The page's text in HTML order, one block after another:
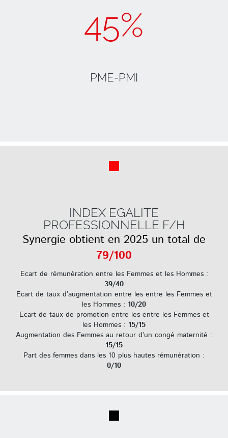
45%
​​​​​​PME-PMI
INDEX EGALITE
PROFESSIONNELLE F/H
Synergie obtient en 2025 un total de
79/100
Ecart de rémunération entre les Femmes et les Hommes :
39/40
Ecart de taux d’augmentation entre les entre les Femmes et
les Hommes : 10/20
Ecart de taux de promotion entre les entre les Femmes et
les Hommes : 15/15
Augmentation des Femmes au retour d’un congé maternité :
15/15
Part des femmes dans les 10 plus hautes rémunération :
0/10